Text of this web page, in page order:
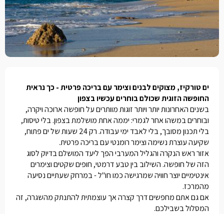
ים טורקיז, מצוקים לבנים וצימר עם בריכה פרטית - כך נראית
החופשה הזוגית שכולם בוחרים עכשיו בצפון
בשנים האחרונות יותר ויותר זוגות מוותרים על חופשה ארוכה ויקרה,
ובוחרים במשהו אחר לגמרי: יממה אחת מושלמת בצפון. בלי טיסות,
בלי תכנון מסובך, בלי לאבד ימי עבודה. רק 24 שעות של ים פתוח,
שקיעה עוצרת נשימה וצימר רומנטי עם בריכה פרטית.
אזור ראש הנקרה והגליל המערבי הפך ליעד המושלם בדיוק לסוג
הזה של חופשה. השילוב בין טבע דרמטי, חופים שקטים וצימרים
אינטימיים יוצר חוויה שמרגישה כמו חו"ל - במרחק שעתיים נסיעה
מהמרכז.
אם גם אתם מחפשים דרך קצרה אך עוצמתית להתנתק מהשגרה, זה
המסלול בשבילכם.